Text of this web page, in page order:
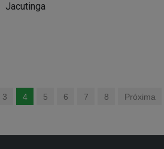
Jacutinga
3 4 5 6 7 8 Próxima